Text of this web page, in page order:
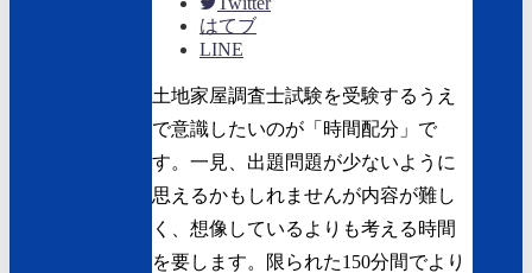
はてブ
LINE
土地家屋調査士試験を受験するうえ
で意識したいのが「時間配分」で
す。一見、出題問題が少ないように
思えるかもしれませんが内容が難し
く、想像しているよりも考える時間
を要します。限られた150分間でより